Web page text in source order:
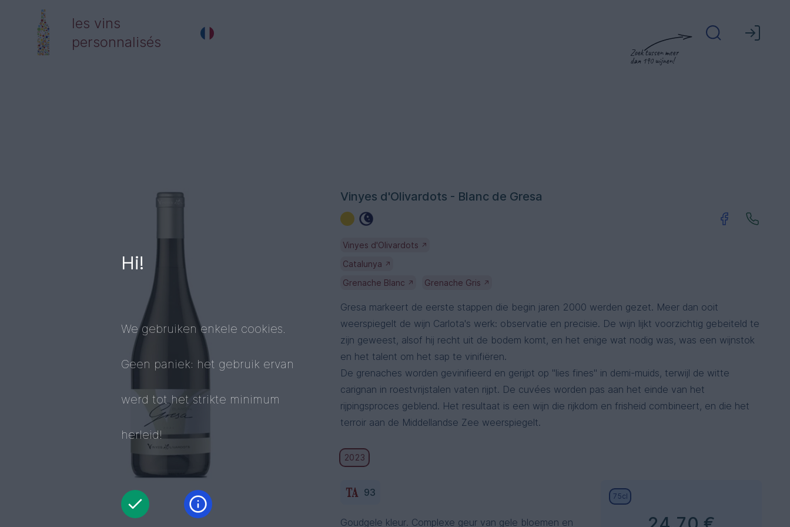
les vins
personnalisés
Zoek tussen meer
dan 190 wijnen!
Vinyes d'Olivardots - Blanc de Gresa
Vinyes d'Olivardots ↗
Catalunya ↗
Grenache Blanc ↗ Grenache Gris ↗
Gresa markeert de eerste stappen die begin jaren 2000 werden gezet. Meer dan ooit
weerspiegelt de wijn Carlota's werk: observatie en precisie. De wijn lijkt voorzichtig gebeiteld te
zijn geweest, alsof hij recht uit de bodem komt, en het enige wat nodig was, was een wijnstok
en het talent om het sap te vinifiëren.
De grenaches worden gevinifieerd en gerijpt op "lies fines" in demi-muids, terwijl de witte
carignan in roestvrijstalen vaten rijpt. De cuvées worden pas aan het einde van het
rijpingsproces geblend. Het resultaat is een wijn die rijkdom en frisheid combineert, en die het
terroir aan de Middellandse Zee weerspiegelt.
2023
93
Goudgele kleur. Complexe geur van gele bloemen en
75cl
Hi!
We gebruiken enkele cookies.
Geen paniek: het gebruik ervan
werd tot het strikte minimum
herleid!